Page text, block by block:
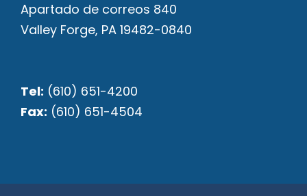
Apartado de correos 840
Valley Forge, PA 19482-0840
Tel: (610) 651-4200
Fax: (610) 651-4504